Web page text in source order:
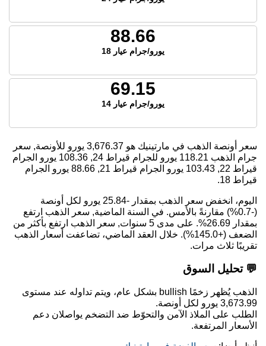
88.66
يورو/جرام عيار 18
69.15
يورو/جرام عيار 14
سعر أونصة الذهب في مارتينيك هو 3,676.37 يورو للأونصة, سعر
جرام الذهب 118.21 يورو للجرام قيراط 24, 108.36 يورو الجرام
قيراط 22,
103.43 يورو الجرام قيراط 21, 88.66 يورو الجرام
قيراط 18.
اليوم، انخفض سعر الذهب بمقدار -25.84 يورو لكل أونصة
(-0.7%) مقارنةً بالأمس. في السنة الماضية, سعر الذهب ارتفع
بمقدار 26.69%. على مدى 5 سنوات, سعر الذهب ارتفع بأكثر من
الضعف (+145.0%). خلال العقد الماضي، تضاعفت أسعار الذهب
تقريبًا ثلاث مرات.
💬 تحليل السوق
الذهب يُظهر زخمًا bullish بشكل عام، ويتم تداوله عند مستوى
3,673.99 يورو لكل أونصة.
الطلب على الملاذ الآمن والتحوّط ضد التضخم يواصلان دعم
الأسعار المرتفعة.